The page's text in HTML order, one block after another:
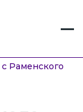
Раменского